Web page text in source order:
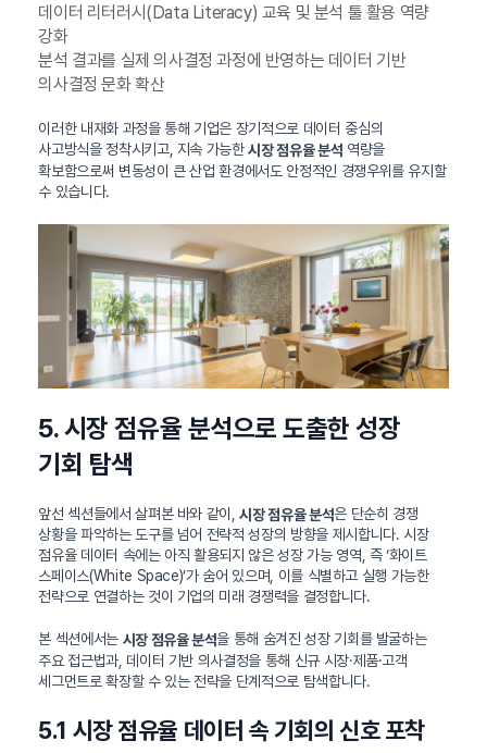
데이터 리터러시(Data Literacy) 교육 및 분석 툴 활용 역량
강화
분석 결과를 실제 의사결정 과정에 반영하는 데이터 기반
의사결정 문화 확산
이러한 내재화 과정을 통해 기업은 장기적으로 데이터 중심의
사고방식을 정착시키고, 지속 가능한시장 점유율 분석 역량을
확보함으로써 변동성이 큰 산업 환경에서도 안정적인 경쟁우위를 유지할
수 있습니다.
5. 시장 점유율 분석으로 도출한 성장
기회 탐색
앞선 섹션들에서 살펴본 바와 같이,시장 점유율 분석은 단순히 경쟁
상황을 파악하는 도구를 넘어 전략적 성장의 방향을 제시합니다. 시장
점유율 데이터 속에는 아직 활용되지 않은 성장 가능 영역, 즉 ‘화이트
스페이스(White Space)’가 숨어 있으며, 이를 식별하고 실행 가능한
전략으로 연결하는 것이 기업의 미래 경쟁력을 결정합니다.
본 섹션에서는 시장 점유율 분석을 통해 숨겨진 성장 기회를 발굴하는
주요 접근법과, 데이터 기반 의사결정을 통해 신규 시장·제품·고객
세그먼트로 확장할 수 있는 전략을 단계적으로 탐색합니다.
5.1 시장 점유율 데이터 속 기회의 신호 포착